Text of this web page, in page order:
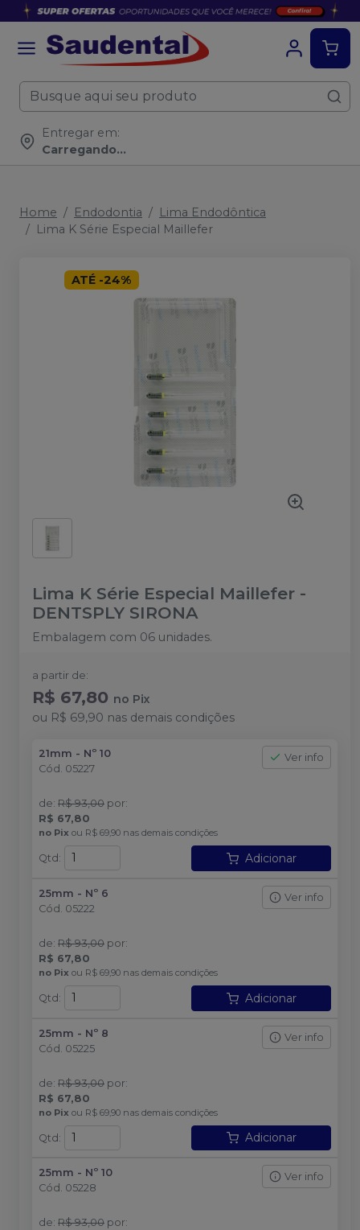
Entregar em:
Carregando...
Home Endodontia
Lima Endodôntica
Lima K Série Especial Maillefer
ATÉ -24%
Lima K Série Especial Maillefer -
DENTSPLY SIRONA
Embalagem com 06 unidades.
a partir de:
R$ 67,80 no Pix
ou R$ 69,90 nas demais condições
21mm - Nº 10
Cód. 05227
Ver info
de: R$ 93,00 por:
R$ 67,80
no Pix ou R$ 69,90 nas demais condições
Qtd : Adicionar
25mm - Nº 6
Cód. 05222
Ver info
de: R$ 93,00 por:
R$ 67,80
no Pix ou R$ 69,90 nas demais condições
Qtd : Adicionar
25mm - Nº 8
Cód. 05225
Ver info
de: R$ 93,00 por:
R$ 67,80
no Pix ou R$ 69,90 nas demais condições
Qtd: Adicionar
25mm - Nº 10
Cód. 05228
Ver info
de: R$ 93,00 por: